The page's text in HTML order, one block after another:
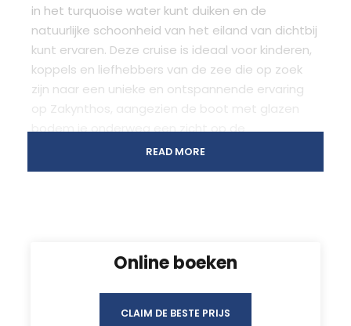
Online boeken
CLAIM DE BESTE PRIJS
in het turquoise water kunt duiken en de
natuurlijke schoonheid van het eiland van dichtbij
kunt ervaren. Deze cruise is ideaal voor kinderen,
koppels en liefhebbers van de zee die op zoek
zijn naar een unieke en ontspannende ervaring
op Zakynthos, aangezien de boot met glazen
bodem je onderweg een zicht op de
onderwaterwereld biedt.
Vertrek- & terugkeerlocatie
*]:pointer-events-auto [content-visibility:auto]
READ MORE